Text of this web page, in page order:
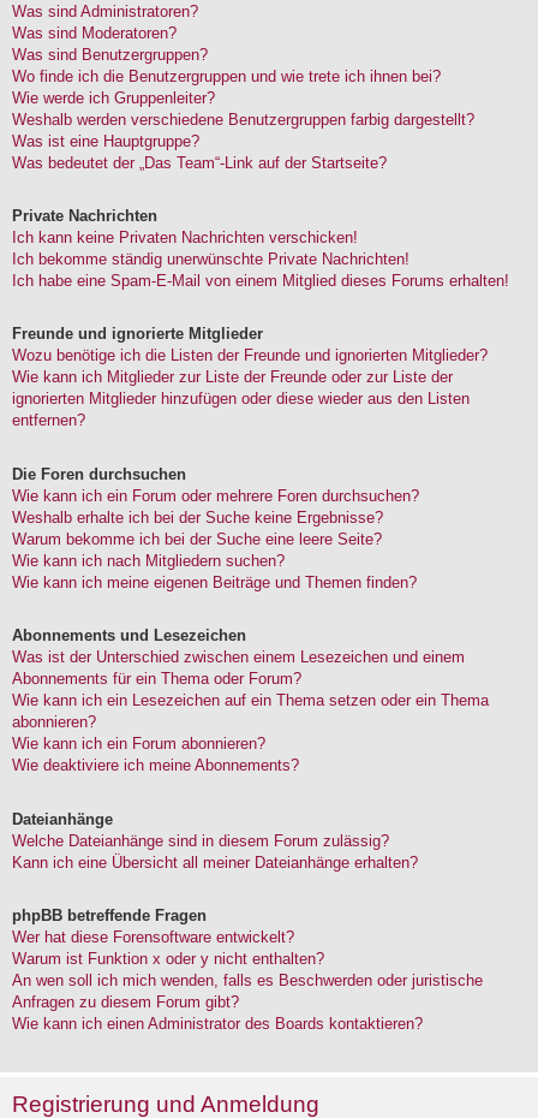
Was sind Administratoren?
Was sind Moderatoren?
Was sind Benutzergruppen?
Wo finde ich die Benutzergruppen und wie trete ich ihnen bei?
Wie werde ich Gruppenleiter?
Weshalb werden verschiedene Benutzergruppen farbig dargestellt?
Was ist eine Hauptgruppe?
Was bedeutet der „Das Team“-Link auf der Startseite?
Private Nachrichten
Ich kann keine Privaten Nachrichten verschicken!
Ich bekomme ständig unerwünschte Private Nachrichten!
Ich habe eine Spam-E-Mail von einem Mitglied dieses Forums erhalten!
Freunde und ignorierte Mitglieder
Wozu benötige ich die Listen der Freunde und ignorierten Mitglieder?
Wie kann ich Mitglieder zur Liste der Freunde oder zur Liste der
ignorierten Mitglieder hinzufügen oder diese wieder aus den Listen
entfernen?
Die Foren durchsuchen
Wie kann ich ein Forum oder mehrere Foren durchsuchen?
Weshalb erhalte ich bei der Suche keine Ergebnisse?
Warum bekomme ich bei der Suche eine leere Seite?
Wie kann ich nach Mitgliedern suchen?
Wie kann ich meine eigenen Beiträge und Themen finden?
Abonnements und Lesezeichen
Was ist der Unterschied zwischen einem Lesezeichen und einem
Abonnements für ein Thema oder Forum?
Wie kann ich ein Lesezeichen auf ein Thema setzen oder ein Thema
abonnieren?
Wie kann ich ein Forum abonnieren?
Wie deaktiviere ich meine Abonnements?
Dateianhänge
Welche Dateianhänge sind in diesem Forum zulässig?
Kann ich eine Übersicht all meiner Dateianhänge erhalten?
phpBB betreffende Fragen
Wer hat diese Forensoftware entwickelt?
Warum ist Funktion x oder y nicht enthalten?
An wen soll ich mich wenden, falls es Beschwerden oder juristische
Anfragen zu diesem Forum gibt?
Wie kann ich einen Administrator des Boards kontaktieren?
Registrierung und Anmeldung